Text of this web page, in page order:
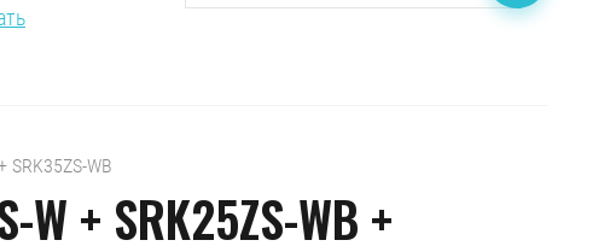
+ SRK35ZS-WB
+ SRK25ZS-WB +